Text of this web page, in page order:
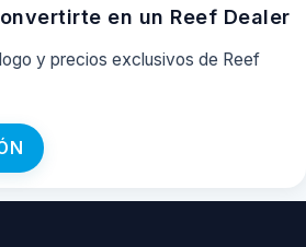
en un Reef Dealer
y precios exclusivos de Reef